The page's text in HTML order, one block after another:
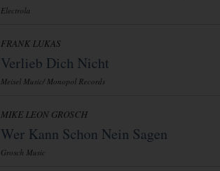
Electrola
FRANK LUKAS
Verlieb Dich Nicht
Meisel Music/ Monopol Records
MIKE LEON GROSCH
Wer Kann Schon Nein Sagen
Grosch Music